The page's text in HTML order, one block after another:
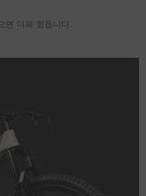
면 더욱 힘듭니다.